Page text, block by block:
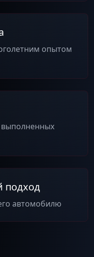
опытом
выполненных
подход
автомобилю